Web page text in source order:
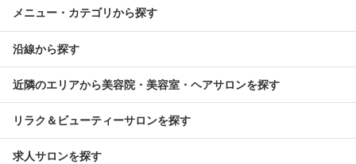
メニュー・カテゴリから探す
沿線から探す
近隣のエリアから美容院・美容室・ヘアサロンを探す
リラク＆ビューティーサロンを探す
求人サロンを探す